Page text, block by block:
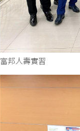
富邦人壽實習